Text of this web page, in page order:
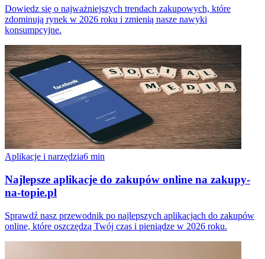
Dowiedz się o najważniejszych trendach zakupowych, które
zdominują rynek w 2026 roku i zmienią nasze nawyki
konsumpcyjne.
Aplikacje i narzędzia6 min
Najlepsze aplikacje do zakupów online na zakupy-
na-topie.pl
Sprawdź nasz przewodnik po najlepszych aplikacjach do zakupów
online, które oszczędzą Twój czas i pieniądze w 2026 roku.